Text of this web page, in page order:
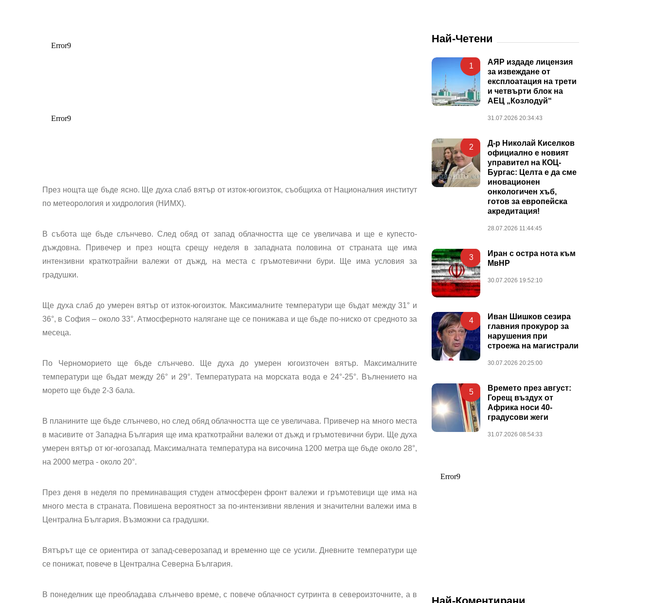
През нощта ще бъде ясно. Ще духа слаб вятър от изток-югоизток, съобщиха от Националния институт
по метеорология и хидрология (НИМХ).
В събота ще бъде слънчево. След обяд от запад облачността ще се увеличава и ще е купесто-
дъждовна. Привечер и през нощта срещу неделя в западната половина от страната ще има
интензивни краткотрайни валежи от дъжд, на места с гръмотевични бури. Ще има условия за
градушки.
Ще духа слаб до умерен вятър от изток-югоизток. Максималните температури ще бъдат между 31° и
36°, в София – около 33°. Атмосферното налягане ще се понижава и ще бъде по-ниско от средното за
месеца.
По Черноморието ще бъде слънчево. Ще духа до умерен югоизточен вятър. Максималните
температури ще бъдат между 26° и 29°. Температурата на морската вода е 24°-25°. Вълнението на
морето ще бъде 2-3 бала.
В планините ще бъде слънчево, но след обяд облачността ще се увеличава. Привечер на много места
в масивите от Западна България ще има краткотрайни валежи от дъжд и гръмотевични бури. Ще духа
умерен вятър от юг-югозапад. Максималната температура на височина 1200 метра ще бъде около 28°,
на 2000 метра - около 20°.
През деня в неделя по преминаващия студен атмосферен фронт валежи и гръмотевици ще има на
много места в страната. Повишена вероятност за по-интензивни явления и значителни валежи има в
Централна България. Възможни са градушки.
Вятърът ще се ориентира от запад-северозапад и временно ще се усили. Дневните температури ще
се понижат, повече в Централна Северна България.
В понеделник ще преобладава слънчево време, с повече облачност сутринта в североизточните, а в
Най-Четени
1
АЯР издаде лицензия
за извеждане от
експлоатация на трети
и четвърти блок на
АЕЦ „Козлодуй“
31.07.2026 20:34:43
2
Д-р Николай Киселков
официално е новият
управител на КОЦ-
Бургас: Целта е да сме
иновационен
онкологичен хъб,
готов за европейска
акредитация!
28.07.2026 11:44:45
3
Иран с остра нота към
МвНР
30.07.2026 19:52:10
4
Иван Шишков сезира
главния прокурор за
нарушения при
строежа на магистрали
30.07.2026 20:25:00
5
Времето през август:
Горещ въздух от
Африка носи 40-
градусови жеги
31.07.2026 08:54:33